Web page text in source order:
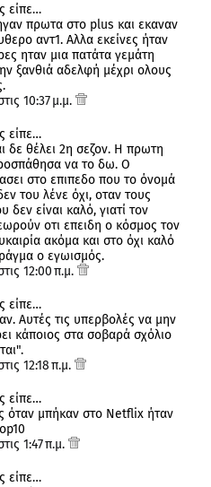
είπε…
πρωτα στο plus και εκαναν
αντ1. Αλλα εκείνες ήταν
ηταν μια πατάτα γεμάτη
ξανθιά αδελφή μέχρι ολους
10:37 μ.μ.
είπε…
δε θέλει 2η σεζον. Η πρωτη
να το δω. Ο
στο επιπεδο που το όνομά
του λένε όχι, οταν τους
δεν είναι καλό, γιατί τον
οτι επειδη ο κόσμος τον
ακόμα και στο όχι καλό
ο εγωισμός.
12:00 π.μ.
είπε…
Αυτές τις υπερβολές να μην
κάποιος στα σοβαρά σχόλιο
12:18 π.μ.
είπε…
όταν μπήκαν στο Netflix ήταν
1:47 π.μ.
είπε…